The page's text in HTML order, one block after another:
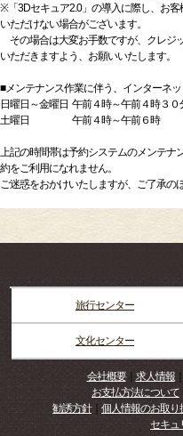
※「3Dセキュア2.0」の導入に際し、お
いただけない場合がございます。
その場合は大変お手数ですが、クレジ
いただきますよう、お願いいたします。
■メンテナンス作業に伴う、インターネ
日曜日～金曜日 午前４時～午前４時３０
土曜日 午前４時～午前６時
上記の時間帯は予約システムのメンテナ
約をご利用になれません。
ご迷惑をおかけいたしますが、ご了承の
旅行センター
文化センター
会社概要｜ 求人情報｜
お支払方法について
勧誘方針｜ 個人情報のお取り
セキュ